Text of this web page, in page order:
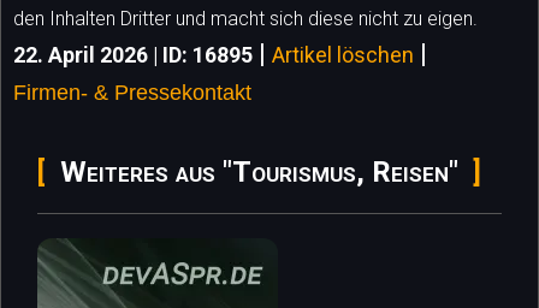
den Inhalten Dritter und macht sich diese nicht zu eigen.
22. April 2026 | ID: 16895 | Artikel löschen |
Firmen- & Pressekontakt
Weiteres aus "Tourismus, Reisen"